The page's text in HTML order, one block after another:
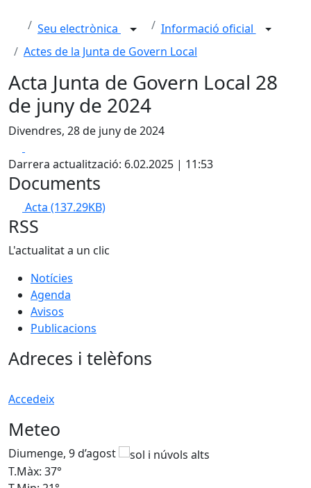
Seu electrònica
Informació oficial
Actes de la Junta de Govern Local
Acta Junta de Govern Local 28
de juny de 2024
Divendres, 28 de juny de 2024
Darrera actualització: 6.02.2025 | 11:53
Documents
Acta (137.29KB)
RSS
L'actualitat a un clic
Notícies
Agenda
Avisos
Publicacions
Adreces i telèfons
Accedeix
Meteo
Diumenge, 9 d’agost
T.Màx: 37°